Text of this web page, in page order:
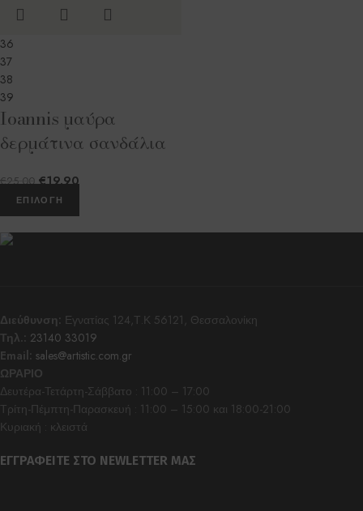
36
37
38
39
Ioannis μαύρα
δερμάτινα σανδάλια
€25.00 €19.90
ΕΠΙΛΟΓΉ
Διεύθυνση: Εγνατίας 124,Τ.Κ 56121, Θεσσαλονίκη
Τηλ.: 23140 33019
Email: sales@artistic.com.gr
ΩΡΑΡΙΟ
Δευτέρα-Τετάρτη-Σάββατο : 11:00 – 17:00
Τρίτη-Πέμπτη-Παρασκευή : 11:00 – 15:00 και 18:00-21:00
Κυριακή : κλειστά
ΕΓΓΡΑΦΕΊΤΕ ΣΤΟ NEWLETTER ΜΑΣ